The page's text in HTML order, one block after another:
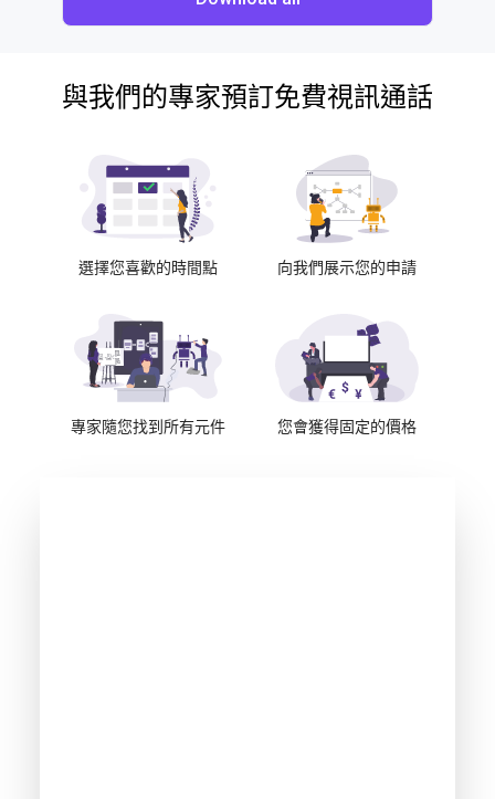
與我們的專家預訂免費視訊通話
選擇您喜歡的時間點 向我們展示您的申請
專家隨您找到所有元件 您會獲得固定的價格